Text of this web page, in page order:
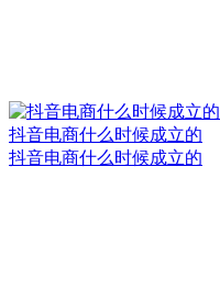
抖音电商什么时候成立的
抖音电商什么时候成立的